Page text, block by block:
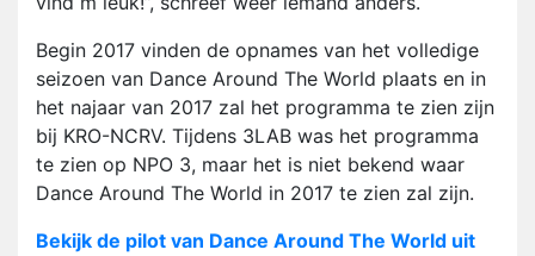
Begin 2017 vinden de opnames van het volledige
seizoen van Dance Around The World plaats en in
het najaar van 2017 zal het programma te zien zijn
bij KRO-NCRV. Tijdens 3LAB was het programma
te zien op NPO 3, maar het is niet bekend waar
Dance Around The World in 2017 te zien zal zijn.
Bekijk de pilot van Dance Around The World uit